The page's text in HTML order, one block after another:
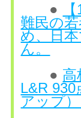
●
難民の
め、日
ん。
● 高
L&R
アップ